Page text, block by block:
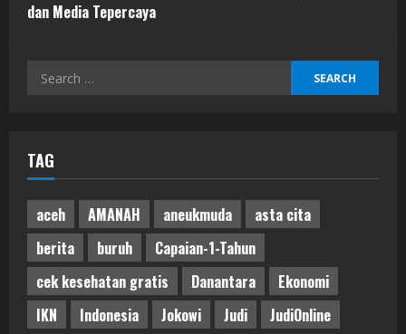
dan Media Tepercaya
Search
TAG
aceh AMANAH aneukmuda
asta cita
berita
buruh
Capaian-1-Tahun
cek kesehatan gratis
Danantara
Ekonomi
IKN
Indonesia Jokowi Judi
JudiOnline